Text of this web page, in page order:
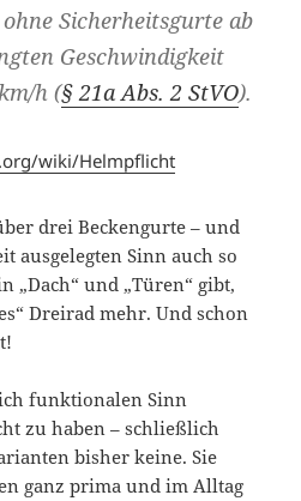
Sicherheitsgurte ab
Geschwindigkeit
h (§ 21a Abs. 2 StVO).
wiki/Helmpflicht
drei Beckengurte – und
ausgelegten Sinn auch so
„Dach“ und „Türen“ gibt,
Dreirad mehr. Und schon
funktionalen Sinn
zu haben – schließlich
bisher keine. Sie
ganz prima und im Alltag